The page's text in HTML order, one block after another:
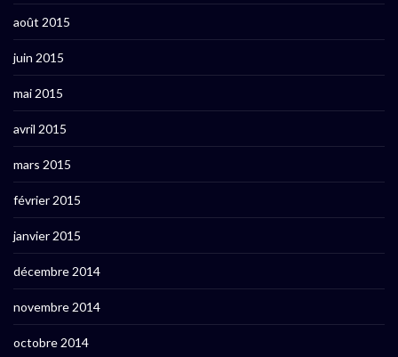
août 2015
juin 2015
mai 2015
avril 2015
mars 2015
février 2015
janvier 2015
décembre 2014
novembre 2014
octobre 2014